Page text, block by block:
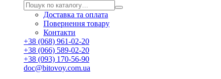
Доставка та оплата
Повернення товару
Контакти
+38 (068) 961-02-20
+38 (066) 589-02-20
+38 (093) 170-56-90
doc@bitovoy.com.ua